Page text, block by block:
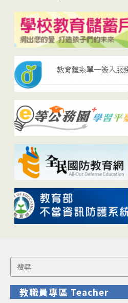
Search
for:
教職員專區 Teacher